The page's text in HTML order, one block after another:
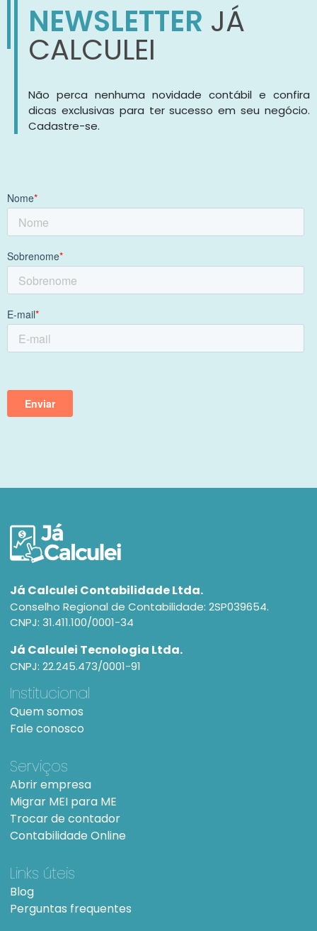
NEWSLETTER JÁ
CALCULEI
Não perca nenhuma novidade contábil e confira
dicas exclusivas para ter sucesso em seu negócio.
Cadastre-se.
Já Calculei Contabilidade Ltda.
Conselho Regional de Contabilidade: 2SP039654.
CNPJ: 31.411.100/0001-34
Já Calculei Tecnologia Ltda.
CNPJ: 22.245.473/0001-91
Institucional
Quem somos
Fale conosco
Serviços
Abrir empresa
Migrar MEI para ME
Trocar de contador
Contabilidade Online
Links úteis
Blog
Perguntas frequentes